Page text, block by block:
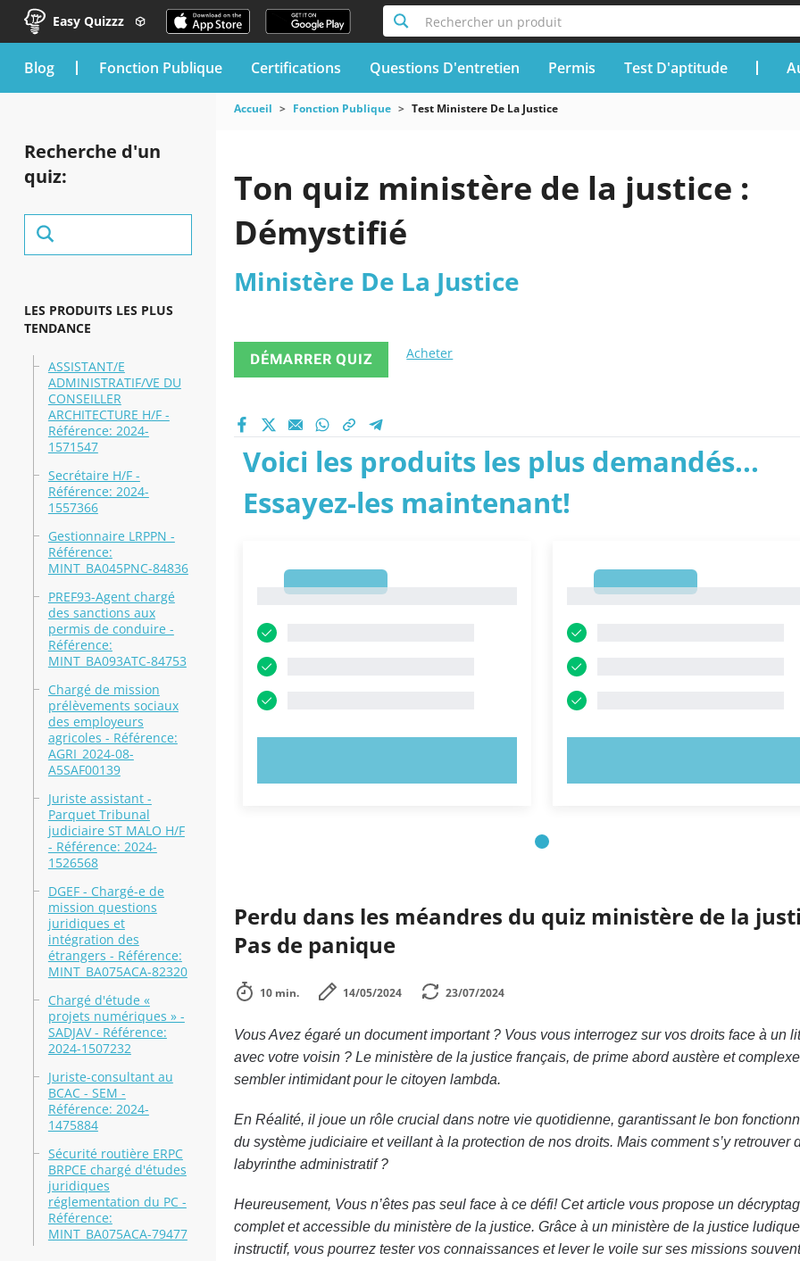
Easy Quizzz Rechercher un produit
blog Fonction Publique Certifications Questions D'entretien Permis Test D'aptitude
Recherche d'un
quiz:
LES PRODUITS LES PLUS
TENDANCE
ASSISTANT/E
ADMINISTRATIF/VE DU
CONSEILLER
ARCHITECTURE H/F -
Référence: 2024-
1571547
Secrétaire H/F -
Référence: 2024-
1557366
Gestionnaire LRPPN -
Référence:
MINT_BA045PNC-84836
PREF93-Agent chargé
des sanctions aux
permis de conduire -
Référence:
MINT_BA093ATC-84753
Chargé de mission
prélèvements sociaux
des employeurs
agricoles - Référence:
AGRI_2024-08-
A5SAF00139
Juriste assistant -
Parquet Tribunal
judiciaire ST MALO H/F
- Référence: 2024-
1526568
DGEF - Chargé-e de
mission questions
juridiques et
intégration des
étrangers - Référence:
MINT_BA075ACA-82320
Chargé d'étude «
projets numériques » -
SADJAV - Référence:
2024-1507232
Juriste-consultant au
BCAC - SEM -
Référence: 2024-
1475884
Sécurité routière ERPC
BRPCE chargé d'études
juridiques
réglementation du PC -
Référence:
MINT_BA075ACA-79477
Accueil Fonction Publique Test Ministere De La Justice
Ton quiz ministère de la justice :
Démystifié
Ministère De La Justice
DÉMARRER QUIZ Acheter
Voici les produits les plus demandés...
Essayez-les maintenant!
Perdu dans les méandres du quiz ministère de la
Pas de panique
10 min. 14/05/2024 23/07/2024
Vous Avez égaré un document important ? Vous vous interrogez sur vos droits face à un
avec votre voisin ? Le ministère de la justice français, de prime abord austère et
sembler intimidant pour le citoyen lambda.
En Réalité, il joue un rôle crucial dans notre vie quotidienne, garantissant le bon
du système judiciaire et veillant à la protection de nos droits. Mais comment s’y retrouver
labyrinthe administratif ?
Heureusement, Vous n’êtes pas seul face à ce défi! Cet article vous propose un
complet et accessible du ministère de la justice. Grâce à un ministère de la justice
instructif, vous pourrez tester vos connaissances et lever le voile sur ses missions souvent